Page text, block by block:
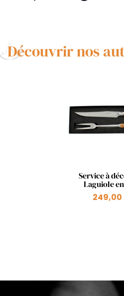
Découvrir nos
Aperçu
+1
Service à
Laguiole